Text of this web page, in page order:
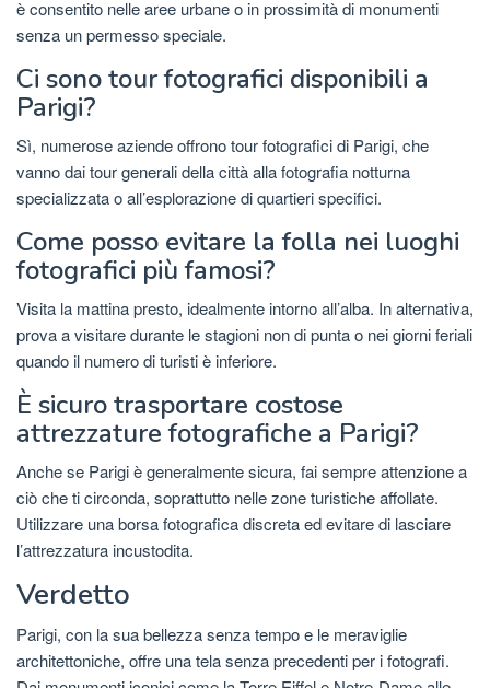
è consentito nelle aree urbane o in prossimità di monumenti
senza un permesso speciale.
Ci sono tour fotografici disponibili a
Parigi?
Sì, numerose aziende offrono tour fotografici di Parigi, che
vanno dai tour generali della città alla fotografia notturna
specializzata o all’esplorazione di quartieri specifici.
Come posso evitare la folla nei luoghi
fotografici più famosi?
Visita la mattina presto, idealmente intorno all’alba. In alternativa,
prova a visitare durante le stagioni non di punta o nei giorni feriali
quando il numero di turisti è inferiore.
È sicuro trasportare costose
attrezzature fotografiche a Parigi?
Anche se Parigi è generalmente sicura, fai sempre attenzione a
ciò che ti circonda, soprattutto nelle zone turistiche affollate.
Utilizzare una borsa fotografica discreta ed evitare di lasciare
l’attrezzatura incustodita.
Verdetto
Parigi, con la sua bellezza senza tempo e le meraviglie
architettoniche, offre una tela senza precedenti per i fotografi.